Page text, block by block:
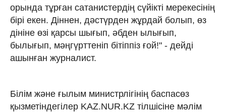
орында тұрған сатанистердің сүйікті мерекесінің
бірі екен. Діннен, дәстүрден жұрдай болып, өз
дініне өзі қарсы шығып, әбден ылығып,
былығып, мәңгүрттеніп бітіппіз ғой!" - дейді
ашынған журналист.
Білім және ғылым министрлігінің баспасөз
қызметіндегілер KAZ.NUR.KZ тілшісіне мәлім